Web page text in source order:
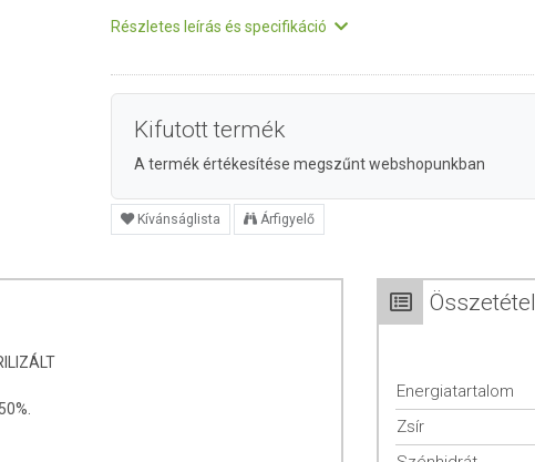
Részletes leírás és specifikáció
Kifutott termék
A termék értékesítése megszűnt webshopunkban
Kívánságlista Árfigyelő
Összetétel
Energiatartalom
Zsír